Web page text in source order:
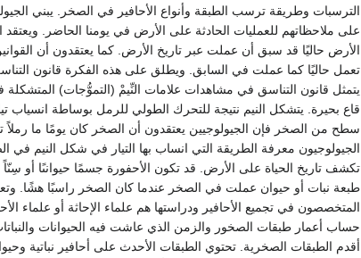
الترسبات وطريقة ترسب الطبقة وأنواع الأحافير في الصخر. يبني
على ملاحظاتهم للعمليات الحادثة على الأرض في يومنا الحاضر.
الأرض حاليًا قد سبق أن عملت عبر تاريخ الأرض. كما يعتقدون أن القوانين
تعمل حاليًا كما عملت في السابق. ويطلق على هذه الفكرة قانون
يتمثل قانون التناسق في مشاهدات علامات النِّيمْ (التموُّجات)
قاع بحيرة. يتشكل النيم نتيجة للتحرك الطولي للرمل بوساطة انسياب
سطح من الصخر فإن الجيولوجيين يعتقدون أن الصخر كان يومًا ما رملاً
الجيولوجيون معرفة الطريقة التي انساب بها التيار في شكل النيم في
تكشف تاريخ الحياة على الأرض. قد تكون الأحفورة جسمًا حيوانىًا أو
طبعة نبات أو حيوان عملت في الصخر عندما كان الصخر راسبًا هشًا.
المتخصصون في تجميع الأحافير ودراستها هم علماء الإحاثة أو علماء
حساب أعمار طبقات الصخور والزمن الذي عاشت فيه الحيوانات
أقدم الطبقات الصخرية. تحتوي الطبقات الأحدث على أحافير نباتية